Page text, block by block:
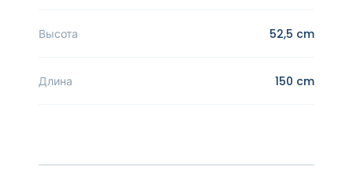
Высота 52,5 cm
Длина 150 cm